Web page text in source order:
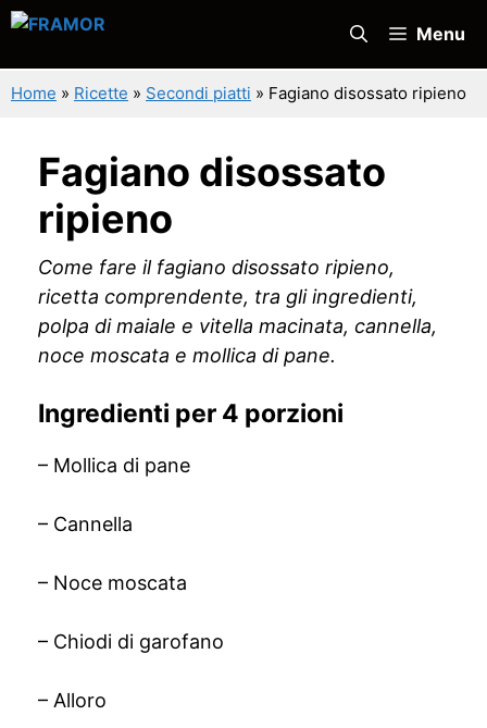
Vai
contenuto
Menu
Home » Ricette » Secondi piatti » Fagiano disossato ripieno
Fagiano disossato
ripieno
Come fare il fagiano disossato ripieno,
ricetta comprendente, tra gli ingredienti,
polpa di maiale e vitella macinata, cannella,
noce moscata e mollica di pane.
Ingredienti per 4 porzioni
– Mollica di pane
– Cannella
– Noce moscata
– Chiodi di garofano
– Alloro